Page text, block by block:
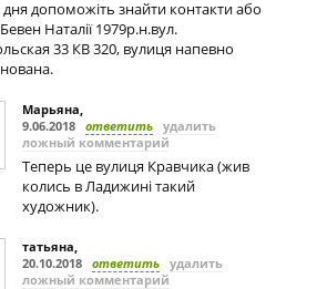
допоможіть знайти контакти або
Наталії 1979р.н.вул.
33 КВ 320, вулиця напевно
Марьяна,
9.06.2018 ответить удалить
ложный комментарий
Теперь це вулиця Кравчика (жив
колись в Ладижині такий
художник).
татьяна,
20.10.2018 ответить удалить
ложный комментарий